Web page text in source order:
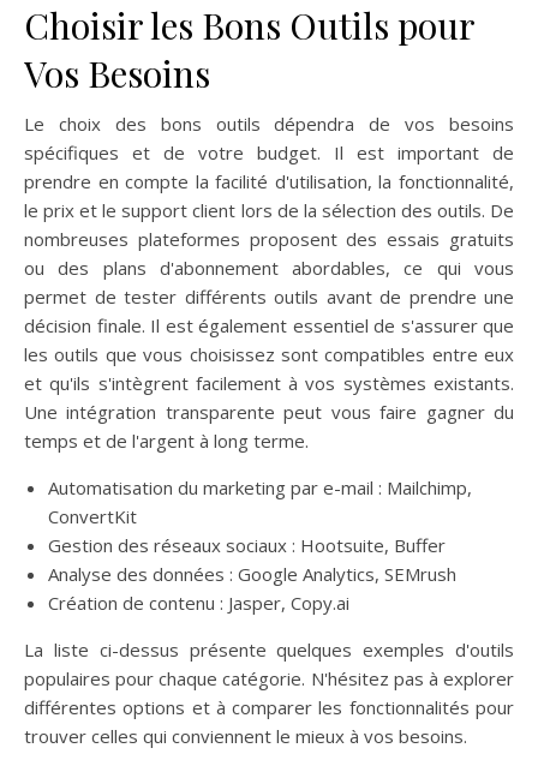
Choisir les Bons Outils pour
Vos Besoins
Le choix des bons outils dépendra de vos besoins
spécifiques et de votre budget. Il est important de
prendre en compte la facilité d'utilisation, la fonctionnalité,
le prix et le support client lors de la sélection des outils. De
nombreuses plateformes proposent des essais gratuits
ou des plans d'abonnement abordables, ce qui vous
permet de tester différents outils avant de prendre une
décision finale. Il est également essentiel de s'assurer que
les outils que vous choisissez sont compatibles entre eux
et qu'ils s'intègrent facilement à vos systèmes existants.
Une intégration transparente peut vous faire gagner du
temps et de l'argent à long terme.
Automatisation du marketing par e-mail : Mailchimp,
ConvertKit
Gestion des réseaux sociaux : Hootsuite, Buffer
Analyse des données : Google Analytics, SEMrush
Création de contenu : Jasper, Copy.ai
La liste ci-dessus présente quelques exemples d'outils
populaires pour chaque catégorie. N'hésitez pas à explorer
différentes options et à comparer les fonctionnalités pour
trouver celles qui conviennent le mieux à vos besoins.